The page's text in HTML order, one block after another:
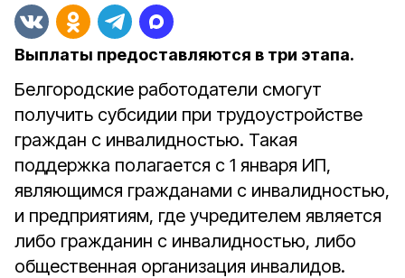
Выплаты предоставляются в три этапа.
Белгородские работодатели смогут
получить субсидии при трудоустройстве
граждан с инвалидностью. Такая
поддержка полагается с 1 января ИП,
являющимся гражданами с инвалидностью,
и предприятиям, где учредителем является
либо гражданин с инвалидностью, либо
общественная организация инвалидов.